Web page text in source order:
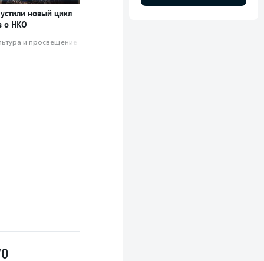
новый цикл
о НКО
и просвещение